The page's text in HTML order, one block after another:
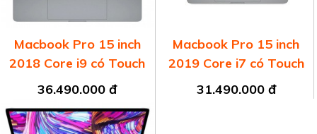
Macbook Pro 15 inch
2018 Core i9 có Touch
Bar
36.490.000 đ
Macbook Pro 15 inch
2019 Core i7 có Touch
Bar
31.490.000 đ